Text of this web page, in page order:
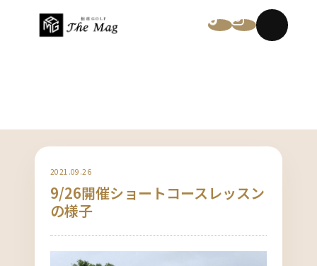
2021.09.26
9/26開催ショートコースレッスン
の様子